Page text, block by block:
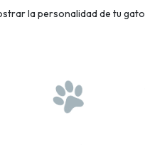
la personalidad de tu gato